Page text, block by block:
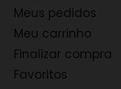
Meus pedidos
Meu carrinho
Finalizar compra
Favoritos